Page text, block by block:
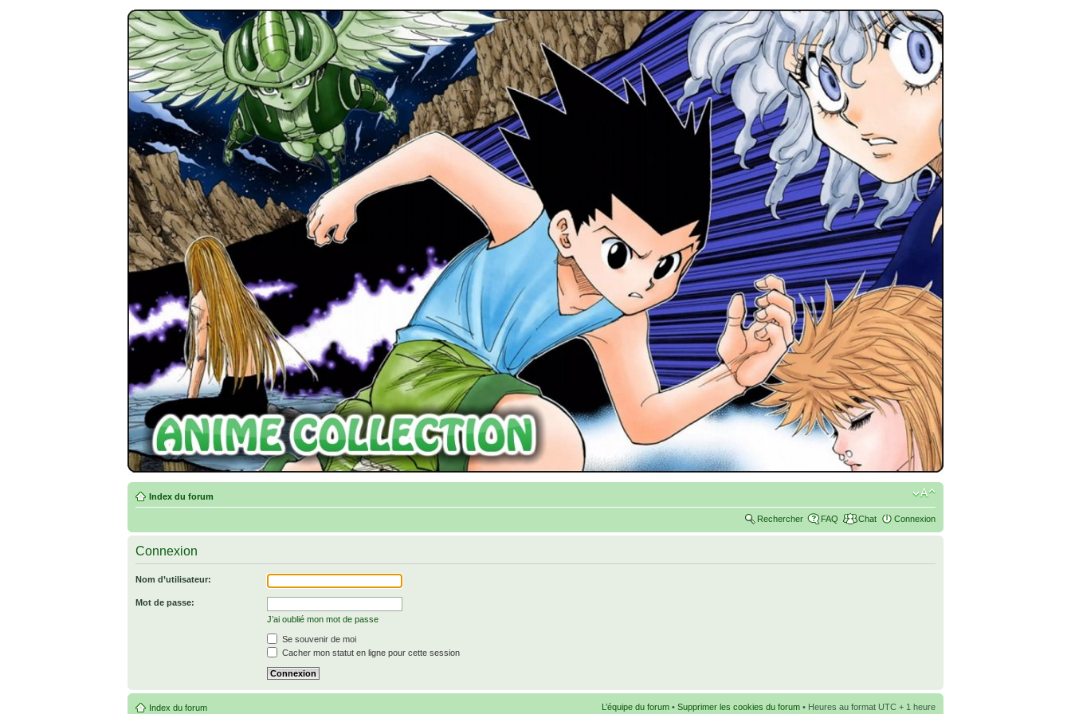
Index du forum
Rechercher FAQ Chat Connexion
Connexion
Nom d’utilisateur:
Mot de passe:
J’ai oublié mon mot de passe
Se souvenir de moi
Cacher mon statut en ligne pour cette session
Index du forum L’équipe du forum • Supprimer les cookies du forum • Heures au format UTC + 1 heure